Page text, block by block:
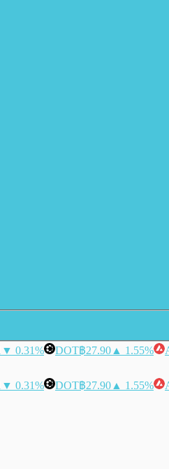
▼ 0.31% DOT฿27.90 ▲ 1.55%
▼ 0.31% DOT฿27.90 ▲ 1.55%